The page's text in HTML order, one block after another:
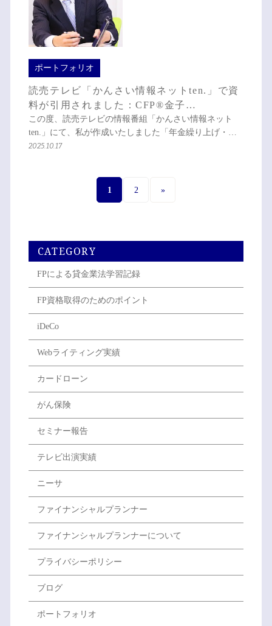
ポートフォリオ
読売テレビ「かんさい情報ネットten.」で資
料が引用されました：CFP®金子…
この度、読売テレビの情報番組「かんさい情報ネット
ten.」にて、私が作成いたしました「年金繰り上げ・…
2025.10.17
1 2 »
CATEGORY
FPによる貸金業法学習記録
FP資格取得のためのポイント
iDeCo
Webライティング実績
カードローン
がん保険
セミナー報告
テレビ出演実績
ニーサ
ファイナンシャルプランナー
ファイナンシャルプランナーについて
プライバシーポリシー
ブログ
ポートフォリオ